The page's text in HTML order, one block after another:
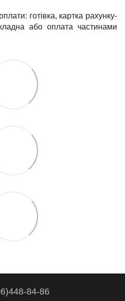
готівка, картка рахунку-
або оплата частинами
84-86